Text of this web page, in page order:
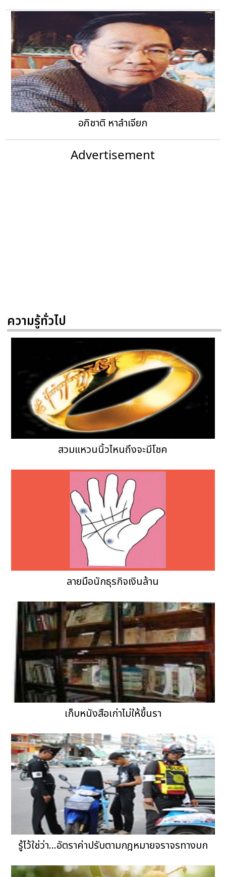
อภิชาติ หาลำเจียก
Advertisement
ความรู้ทั่วไป
สวมแหวนนิ้วไหนถึงจะมีโชค
ลายมือนักธุรกิจเงินล้าน
เก็บหนังสือเก่าไม่ให้ขึ้นรา
รู้ไว้ใช่ว่า...อัตราค่าปรับตามกฎหมายจราจรทางบก